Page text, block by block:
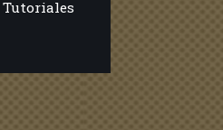
Tutoriales